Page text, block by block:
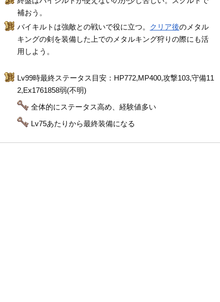
補おう。
バイキルトは強敵との戦いで役に立つ。
クリア後のメタル
キングの剣を装備した上でのメタルキング狩りの際にも活
用しよう。
Lv99時最終ステータス目安：HP772,MP400,攻撃103,守備11
2,Ex1761858弱(不明)
全体的にステータス高め、経験値多い
Lv75あたりから最終装備になる